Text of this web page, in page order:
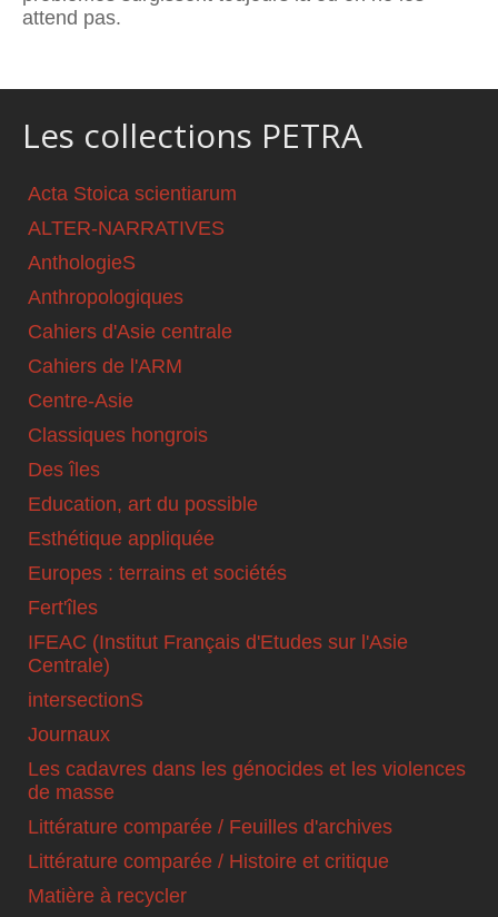
attend pas.
Les collections PETRA
Acta Stoica scientiarum
ALTER-NARRATIVES
AnthologieS
Anthropologiques
Cahiers d'Asie centrale
Cahiers de l'ARM
Centre-Asie
Classiques hongrois
Des îles
Education, art du possible
Esthétique appliquée
Europes : terrains et sociétés
Fert'îles
IFEAC (Institut Français d'Etudes sur l'Asie
Centrale)
intersectionS
Journaux
Les cadavres dans les génocides et les violences
de masse
Littérature comparée / Feuilles d'archives
Littérature comparée / Histoire et critique
Matière à recycler